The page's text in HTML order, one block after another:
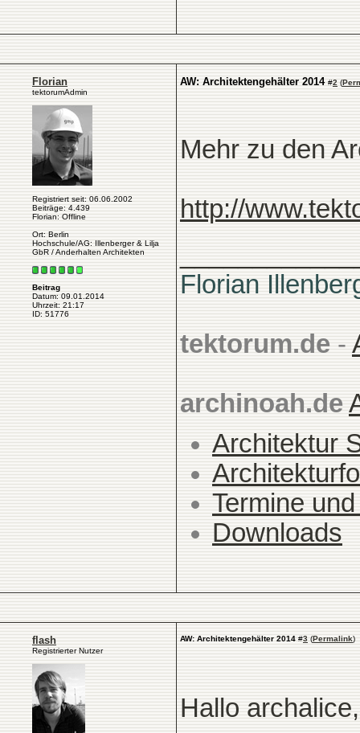
Florian
tektorumAdmin
Registriert seit: 06.06.2002
Beiträge: 4.439
Florian: Offline
Ort: Berlin
Hochschule/AG: Illenberger & Lilja
GbR / Anderhalten Architekten
Beitrag
Datum: 09.01.2014
Uhrzeit: 21:17
ID: 51776
AW: Architektengehälter 2014 #2 (
Mehr zu den
http://
Florian
tektorum.de -
archinoah.de
Architektur
Termine
Downloads
flash
Registrierter Nutzer
AW: Architektengehälter 2014 #3 (Permalink)
Hallo archalice,